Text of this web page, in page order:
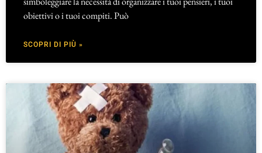
obiettivi o i tuoi compiti. Può
SCOPRI DI PIÙ »